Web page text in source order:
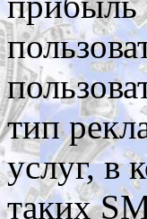
тип
услуг, в
таких